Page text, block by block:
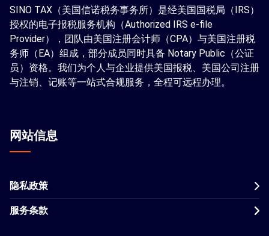
SINO TAX（美国信诺税务事务所）是经美国国税局（IRS）
授权的电子报税服务机构（Authorized IRS e-file
Provider），团队由美国注册会计师（CPA）与美国注册税
务师（EA）组成，部分成员同时具备 Notary Public（公证
员）资格。我们为个人与企业提供美国报税、美国公司注册
与注销、记账等一站式合规服务，全程可远程办理。
网站信息
隐私政策
服务条款